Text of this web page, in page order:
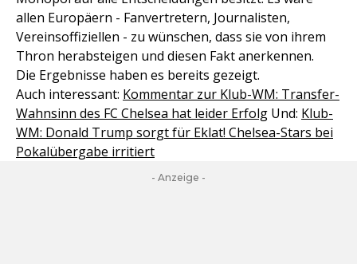
allen Europäern - Fanvertretern, Journalisten,
Vereinsoffiziellen - zu wünschen, dass sie von ihrem
Thron herabsteigen und diesen Fakt anerkennen.
Die Ergebnisse haben es bereits gezeigt.
Auch interessant: Kommentar zur Klub-WM: Transfer-
Wahnsinn des FC Chelsea hat leider Erfolg Und: Klub-
WM: Donald Trump sorgt für Eklat! Chelsea-Stars bei
Pokalübergabe irritiert
- Anzeige -